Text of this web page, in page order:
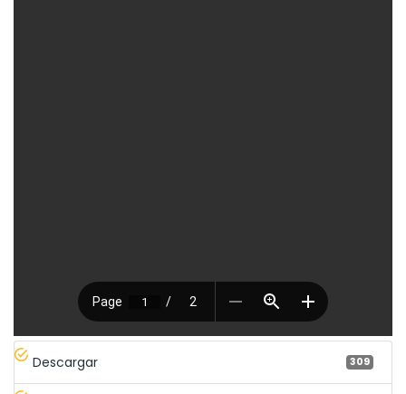
Descargar 309